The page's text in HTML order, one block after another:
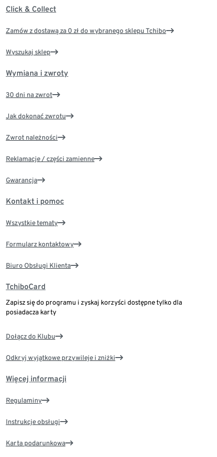
Click & Collect
Zamów z dostawą za 0 zł do wybranego sklepu Tchibo
Wyszukaj sklep
Wymiana i zwroty
30 dni na zwrot
Jak dokonać zwrotu
Zwrot należności
Reklamacje / części zamienne
Gwarancja
Kontakt i pomoc
Wszystkie tematy
Formularz kontaktowy
Biuro Obsługi Klienta
TchiboCard
Zapisz się do programu i zyskaj korzyści dostępne tylko dla
posiadacza karty
Dołącz do Klubu
Odkryj wyjątkowe przywileje i zniżki
Więcej informacji
Regulaminy
Instrukcje obsługi
Karta podarunkowa